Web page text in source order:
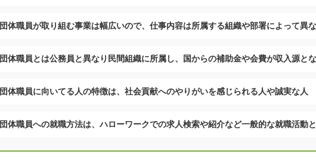
団体職員が取り組む事業は幅広いので、仕事内容は所属する組織や部署によって異
団体職員とは公務員と異なり民間組織に所属し、国からの補助金や会費が収入源と
団体職員に向いてる人の特徴は、社会貢献へのやりがいを感じられる人や誠実な人
団体職員への就職方法は、ハローワークでの求人検索や紹介など一般的な就職活動